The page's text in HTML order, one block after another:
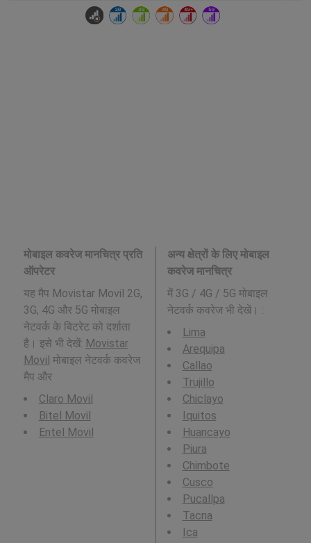
मोबाइल कवरेज मानचित्र प्रति
ऑपरेटर
यह मैप Movistar Movil 2G,
3G, 4G और 5G मोबाइल
नेटवर्क के बिटरेट को दर्शाता
है। इसे भी देखें: Movistar
Movil मोबाइल नेटवर्क कवरेज
मैप और
Claro Movil
Bitel Movil
Entel Movil
अन्य क्षेत्रों के लिए मोबाइल
कवरेज मानचित्र
में 3G / 4G / 5G मोबाइल
नेटवर्क कवरेज भी देखें। :
Lima
Arequipa
Callao
Trujillo
Chiclayo
Iquitos
Huancayo
Piura
Chimbote
Cusco
Pucallpa
Tacna
Ica